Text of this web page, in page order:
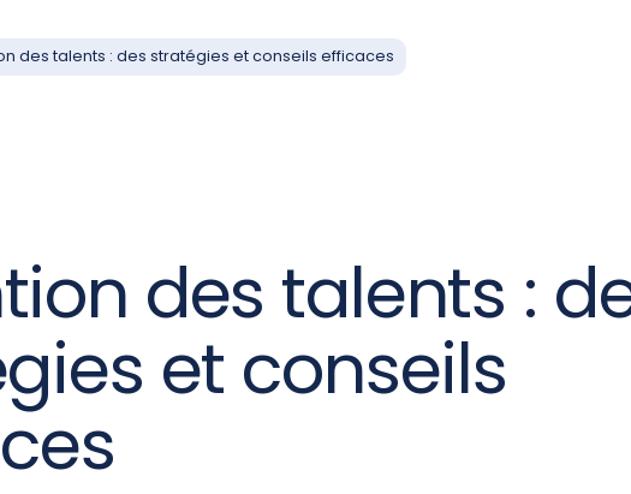
des talents : des stratégies et conseils efficaces
des talents :
et conseils